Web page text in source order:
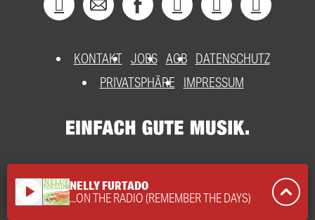
KONTAKT JOBS AGB DATENSCHUTZ
PRIVATSPHÄRE
IMPRESSUM
play_arrow NELLY FURTADO
...ON THE RADIO (REMEMBER THE DAYS)